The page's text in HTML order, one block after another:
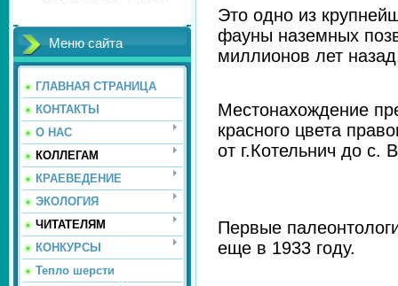
Меню сайта
ГЛАВНАЯ СТРАНИЦА
КОНТАКТЫ
О НАС
КОЛЛЕГАМ
КРАЕВЕДЕНИЕ
ЭКОЛОГИЯ
ЧИТАТЕЛЯМ
КОНКУРСЫ
Тепло шерсти
Это одно из
фауны наземных
миллионов лет
Местонахождение
красного цвета
от г.Котельнич до с.
Первые
еще в 1933 году.